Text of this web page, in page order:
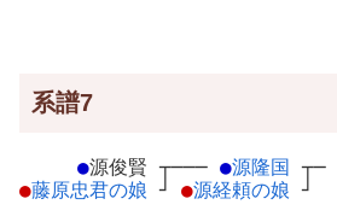
系譜7
●源俊賢 ┬
●藤原忠君の娘 ┘
─── ●源隆国 ┬
●源経頼の娘 ┘
─